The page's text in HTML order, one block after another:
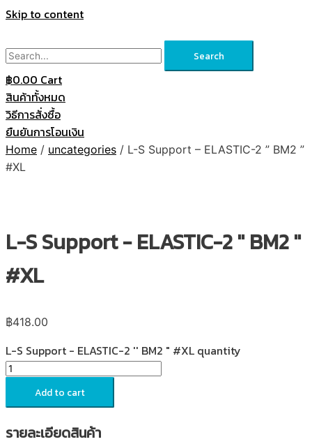
Skip to content
Search
฿0.00 Cart
สินค้าทั้งหมด
วิธีการสั่งซื้อ
ยืนยันการโอนเงิน
Home / uncategories / L-S Support – ELASTIC-2 ” BM2 ”
#XL
L-S Support - ELASTIC-2 '' BM2 "
#XL
฿418.00
L-S Support - ELASTIC-2 '' BM2 " #XL quantity
Add to cart
รายละเอียดสินค้า